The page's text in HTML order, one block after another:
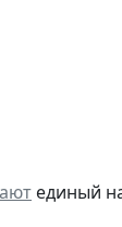
единый